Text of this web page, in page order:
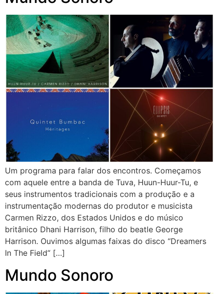
Um programa para falar dos encontros. Começamos
com aquele entre a banda de Tuva, Huun-Huur-Tu, e
seus instrumentos tradicionais com a produção e a
instrumentação modernas do produtor e musicista
Carmen Rizzo, dos Estados Unidos e do músico
britânico Dhani Harrison, filho do beatle George
Harrison. Ouvimos algumas faixas do disco “Dreamers
In The Field“ […]
Mundo Sonoro